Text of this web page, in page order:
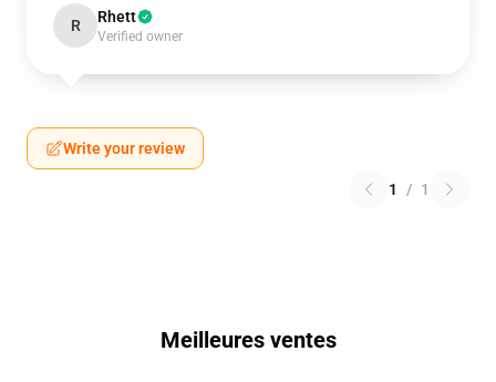
R Rhett
Verified owner
Write your review
1 / 1
Meilleures ventes